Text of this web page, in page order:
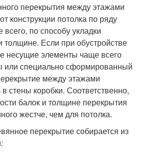
перекрытия между этажами
конструкции потолка по ряду
по способу укладки
толщине. Если при обустройстве
несущие элементы чаще всего
или специально сформированный
между этажами
стены коробки. Соответственно,
балок и толщине перекрытия
жестче, чем для потолка.
перекрытие собирается из